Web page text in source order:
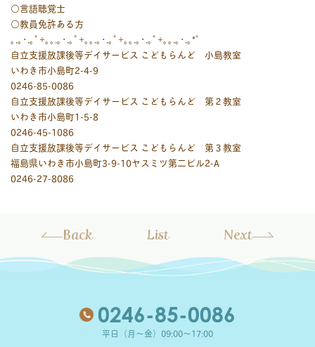
○言語聴覚士
○教員免許ある方
｡.｡･.｡ﾟ+｡｡.｡･.｡ﾟ+｡｡.｡･.｡ﾟ+｡｡.｡･.｡ﾟ+｡｡.｡･.｡*ﾟ
自立支援放課後等デイサービス こどもらんど 小島教室
いわき市小島町2-4-9
0246-85-0086
自立支援放課後等デイサービス こどもらんど 第２教室
いわき市小島町1-5-8
0246-45-1086
自立支援放課後等デイサービス こどもらんど 第３教室
福島県いわき市小島町3-9-10ヤスミツ第二ビル2-A
0246-27-8086
Back List Next
0246-85-0086
平日（月～金）09:00～17:00